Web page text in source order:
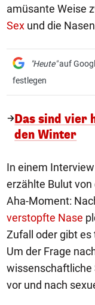
amüsante Weise
Sex und die
"Heute"auf
festlegen
Das sind vier
den Winter
In einem
erzählte Bulut
Aha-Moment:
verstopfte Nase
Zufall oder gibt
Um der Frage
wissenschaftliche
vor und nach